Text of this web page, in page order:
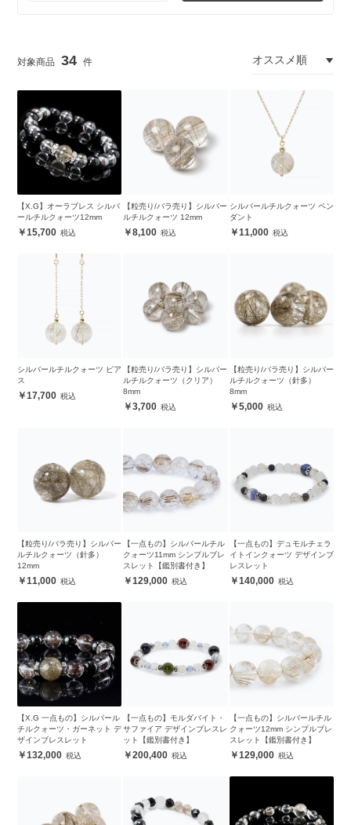
34
【X.G】オーラブレス シルバ
ールチルクォーツ12mm
15,700
【粒売り/バラ売り】シルバー
ルチルクォーツ 12mm
8,100
シルバールチルクォーツ ペン
ダント
11,000
シルバールチルクォーツ ピア
ス
17,700
【粒売り/バラ売り】シルバー
ルチルクォーツ（クリア）
8mm
3,700
【粒売り/バラ売り】シルバー
ルチルクォーツ（針多）
8mm
5,000
【粒売り/バラ売り】シルバー
ルチルクォーツ（針多）
12mm
11,000
【一点もの】シルバールチル
クォーツ11mm シンプルブレ
スレット【鑑別書付き】
129,000
【一点もの】デュモルチェラ
イトインクォーツ デザインブ
レスレット
140,000
【X.G 一点もの】シルバール
チルクォーツ・ガーネット デ
ザインブレスレット
132,000
【一点もの】モルダバイト・
サファイア デザインブレスレ
ット【鑑別書付き】
200,400
【一点もの】シルバールチル
クォーツ12mm シンプルブレ
スレット【鑑別書付き】
129,000